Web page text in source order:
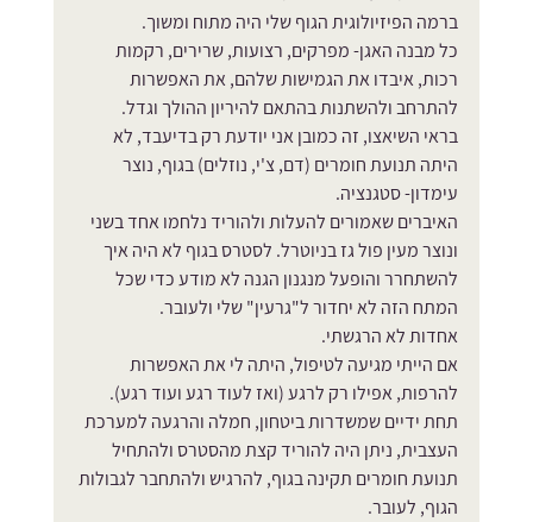
ברמה הפיזיולוגית הגוף שלי היה מתוח ומשוך.
כל מבנה האגן- מפרקים, רצועות, שרירים, רקמות
רכות, איבדו את הגמישות שלהם, את האפשרות
להתרחב ולהשתנות בהתאם להיריון ההולך וגדל.
בראי השיאצו, זה כמובן אני יודעת רק בדיעבד, לא
היתה תנועת חומרים (דם, צ'י, נוזלים) בגוף, נוצר
עימדון- סטגנציה.
האיברים שאמורים להעלות ולהוריד נלחמו אחד בשני
ונוצר מעין פול גז בניוטרל. לסטרס בגוף לא היה איך
להשתחרר והופעל מנגנון הגנה לא מודע כדי שכל
המתח הזה לא יחדור ל"גרעין" שלי ולעובר.
אחדות לא הרגשתי.
אם הייתי מגיעה לטיפול, היתה לי את האפשרות
להרפות, אפילו רק לרגע (ואז לעוד רגע ועוד רגע).
תחת ידיים שמשדרות ביטחון, חמלה והרגעה למערכת
העצבית, ניתן היה להוריד קצת מהסטרס ולהתחיל
תנועת חומרים תקינה בגוף, להרגיש ולהתחבר לגבולות
הגוף, לעובר.